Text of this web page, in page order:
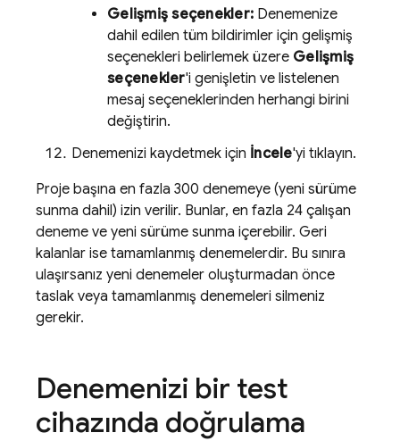
Gelişmiş seçenekler: Denemenize
dahil edilen tüm bildirimler için gelişmiş
seçenekleri belirlemek üzere Gelişmiş
seçenekler'i genişletin ve listelenen
mesaj seçeneklerinden herhangi birini
değiştirin.
Denemenizi kaydetmek için İncele'yi tıklayın.
Proje başına en fazla 300 denemeye (yeni sürüme
sunma dahil) izin verilir. Bunlar, en fazla 24 çalışan
deneme ve yeni sürüme sunma içerebilir. Geri
kalanlar ise tamamlanmış denemelerdir. Bu sınıra
ulaşırsanız yeni denemeler oluşturmadan önce
taslak veya tamamlanmış denemeleri silmeniz
gerekir.
Denemenizi bir test
cihazında doğrulama